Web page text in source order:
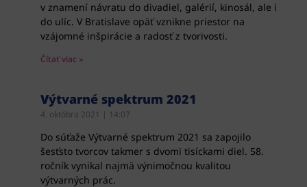
v znamení návratu do divadiel, galérií, kinosál, ale i
do ulíc. V Bratislave opäť vznikne priestor na
vzájomné inšpirácie a radosť z tvorivosti.
Čítať viac »
Výtvarné spektrum 2021
4. októbra 2021 14:07
Do súťaže Výtvarné spektrum 2021 sa zapojilo
šesťsto tvorcov takmer s dvomi tisíckami diel. 58.
ročník vynikal najmä výnimočnou kvalitou
výtvarných prác.